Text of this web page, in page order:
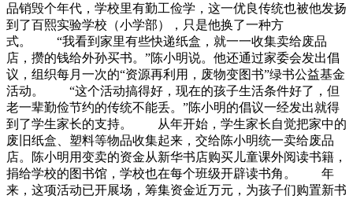
品销毁个年代，学校里有勤工俭学，这一优良传统也被他发扬
到了百熙实验学校（小学部），只是他换了一种方
式。 “我看到家里有些快递纸盒，就一一收集卖给废品
店，攒的钱给外孙买书。”陈小明说。他还通过家委会发出倡
议，组织每月一次的“资源再利用，废物变图书”绿书公益基金
活动。 “这个活动搞得好，现在的孩子生活条件好了，但
老一辈勤俭节约的传统不能丢。”陈小明的倡议一经发出就得
到了学生家长的支持。 从年开始，学生家长自觉把家中的
废旧纸盒、塑料等物品收集起来，交给陈小明统一卖给废品
店。陈小明用变卖的资金从新华书店购买儿童课外阅读书籍，
捐给学校的图书馆，学校也在每个班级开辟读书角。 年
来，这项活动已开展场，筹集资金近万元，为孩子们购置新书